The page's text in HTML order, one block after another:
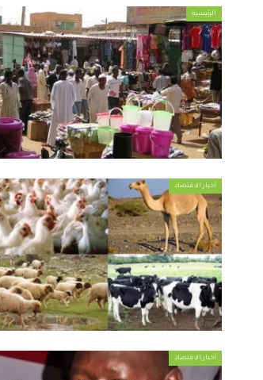
الرئيسية
أخبار الاقتصاد
أخبار الاقتصاد